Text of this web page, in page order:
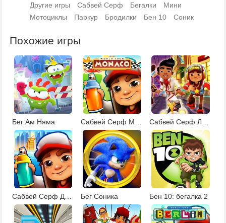
Другие игры
Сабвей Серф Бегалки
Мини
Мотоциклы
Паркур Бродилки Бен 10 Соник
Похожие игры
Бег Ам Няма
Сабвей Серф Дубай Бег Соника Бен 10: бегалка 2